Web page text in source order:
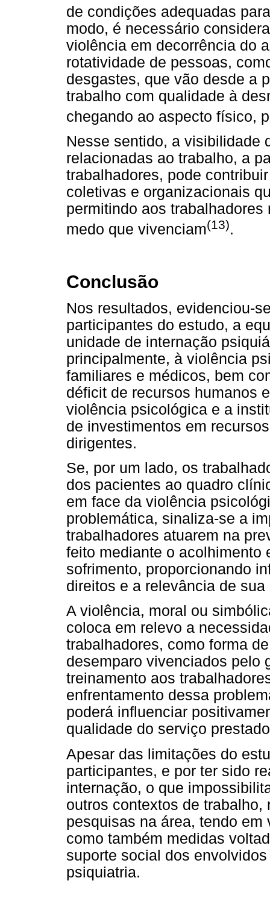
de condições adequadas
modo, é necessário
violência em decorrência do
rotatividade de pessoas,
desgastes, que vão desde a
trabalho com qualidade à
chegando ao aspecto físico,
Nesse sentido, a visibilidade
relacionadas ao trabalho, a
trabalhadores, pode
coletivas e organizacionais
permitindo aos
medo que vivenciam(13).
Conclusão
Nos resultados, evidenciou-
participantes do estudo, a
unidade de internação
principalmente, à violência
familiares e médicos, bem
déficit de recursos humanos
violência psicológica e a
de investimentos em
dirigentes.
Se, por um lado, os
dos pacientes ao quadro
em face da violência
problemática, sinaliza-se a
trabalhadores atuarem na
feito mediante o acolhimento
sofrimento, proporcionando
direitos e a relevância de
A violência, moral ou
coloca em relevo a
trabalhadores, como forma
desemparo vivenciados pelo
treinamento aos
enfrentamento dessa
poderá influenciar
qualidade do serviço
Apesar das limitações do
participantes, e por ter sido
internação, o que
outros contextos de
pesquisas na área, tendo
como também medidas
suporte social dos
psiquiatria.